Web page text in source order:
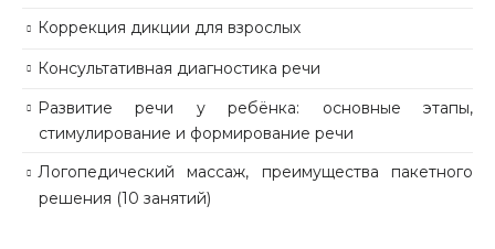
Коррекция дикции для взрослых
Консультативная диагностика речи
Развитие речи у ребёнка: основные этапы,
стимулирование и формирование речи
Логопедический массаж, преимущества пакетного
решения (10 занятий)